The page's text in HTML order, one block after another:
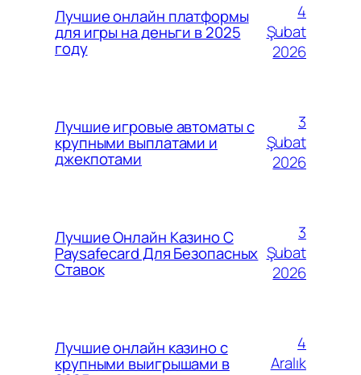
Лучшие онлайн платформы
для игры на деньги в 2025
году
4
Şubat
2026
Лучшие игровые автоматы с
крупными выплатами и
джекпотами
3
Şubat
2026
Лучшие Онлайн Казино С
Paysafecard Для Безопасных
Ставок
3
Şubat
2026
Лучшие онлайн казино с
крупными выигрышами в
4
Aralık